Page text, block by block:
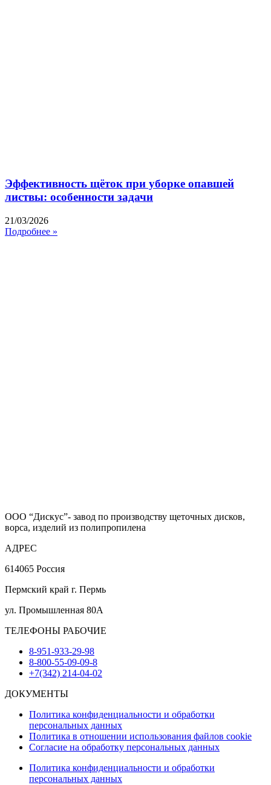
Эффективность щёток при уборке опавшей
листвы: особенности задачи
21/03/2026
Подробнее »
ООО “Дискус”- завод по производству щеточных дисков,
ворса, изделий из полипропилена
АДРЕС
614065 Россия
Пермский край г. Пермь
ул. Промышленная 80А
ТЕЛЕФОНЫ РАБОЧИЕ
8-951-933-29-98
8-800-55-09-09-8
+7(342) 214-04-02
ДОКУМЕНТЫ
Политика конфиденциальности и обработки
персональных данных
Политика в отношении использования файлов cookie
Согласие на обработку персональных данных
Политика конфиденциальности и обработки
персональных данных